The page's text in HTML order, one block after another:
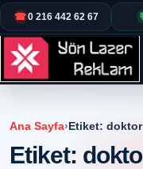
☎0 216 442 62 67
Ana Sayfa›Etiket:
Etiket: